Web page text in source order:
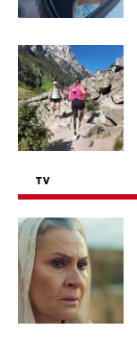
TV